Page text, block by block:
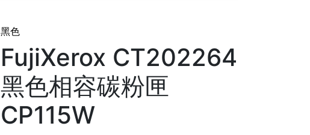
黑色
FujiXerox CT202264
黑色相容碳粉匣
CP115W